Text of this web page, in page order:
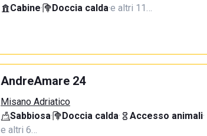
Cabine· Doccia calda·e altri 11…
AndreAmare 24
Misano Adriatico
Sabbiosa· Doccia calda· Accesso animali·
e altri 6…